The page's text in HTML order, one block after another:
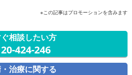
※この記事はプロモーションを含みます
相談したい方
424-246
治療に関する